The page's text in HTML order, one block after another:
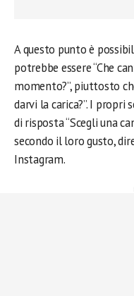
A questo punto è
potrebbe essere “Che
momento?”, piuttosto
darvi la carica?”. I
di risposta “Scegli una
secondo il loro gusto,
Instagram.